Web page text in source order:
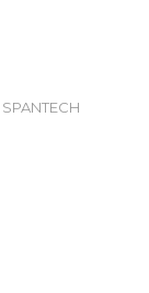
SPANTECH